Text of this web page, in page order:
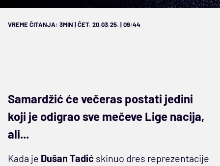
VREME ČITANJA: 3MIN | ČET. 20.03.25. | 09:44
Samardžić će večeras postati jedini
koji je odigrao sve mečeve Lige nacija,
ali...
Kada je Dušan Tadić skinuo dres reprezentacije